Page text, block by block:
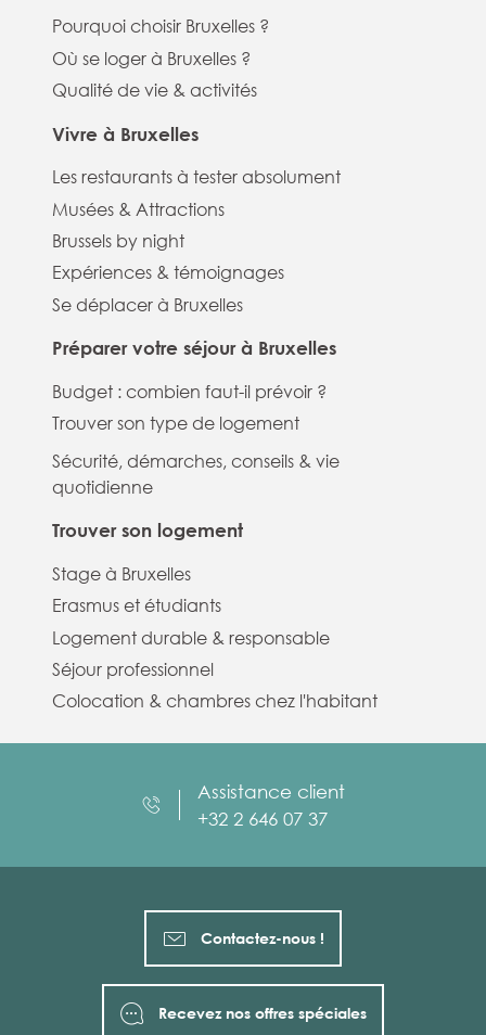
Pourquoi choisir Bruxelles ?
Où se loger à Bruxelles ?
Qualité de vie & activités
Vivre à Bruxelles
Les restaurants à tester absolument
Musées & Attractions
Brussels by night
Expériences & témoignages
Se déplacer à Bruxelles
Préparer votre séjour à Bruxelles
Budget : combien faut-il prévoir ?
Trouver son type de logement
Sécurité, démarches, conseils & vie
quotidienne
Trouver son logement
Stage à Bruxelles
Erasmus et étudiants
Logement durable & responsable
Séjour professionnel
Colocation & chambres chez l'habitant
Assistance client
+32 2 646 07 37
Contactez-nous !
Recevez nos offres spéciales